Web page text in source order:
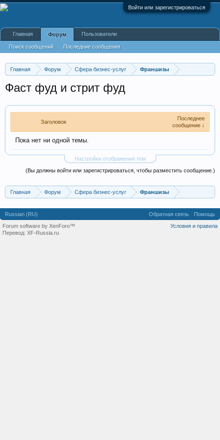
Войти или зарегистрироваться
Главная Форум Сфера бизнес-услуг Франшизы
Фаст фуд и стрит фуд
Заголовок
Последнее
сообщение ↓
Пока нет ни одной темы.
Настройки отображения тем
(Вы должны войти или зарегистрироваться, чтобы разместить сообщение.)
Главная Форум Сфера бизнес-услуг Франшизы
Главная Форум
Поиск сообщений Последние сообщения
Пользователи
Russian (RU) Обратная связь
Помощь
Условия и правила
Forum software by XenForo™
Перевод: XF-Russia.ru